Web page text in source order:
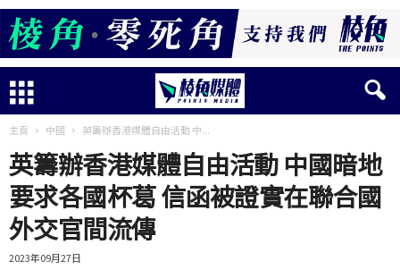
主頁 中國 英籌辦香港媒體自由活動 中...
英籌辦香港媒體自由活動 中國暗地
要求各國杯葛 信函被證實在聯合國
外交官間流傳
2023年09月27日